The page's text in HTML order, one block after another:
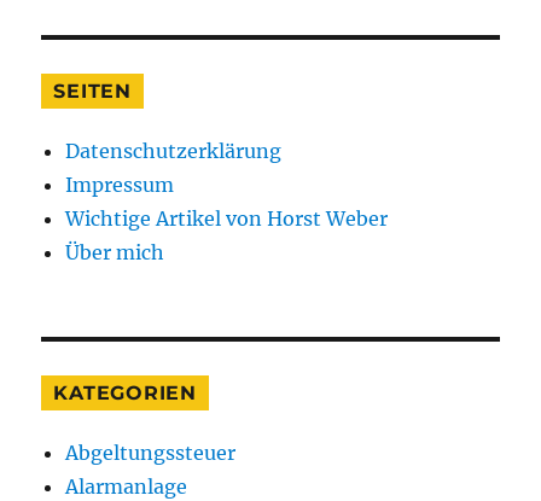
Einlagensicherung
Ihr
auf
Ihrem
Bankkonto
schützen?
SEITEN
Datenschutzerklärung
Impressum
Wichtige Artikel von Horst Weber
Über mich
KATEGORIEN
Abgeltungssteuer
Alarmanlage